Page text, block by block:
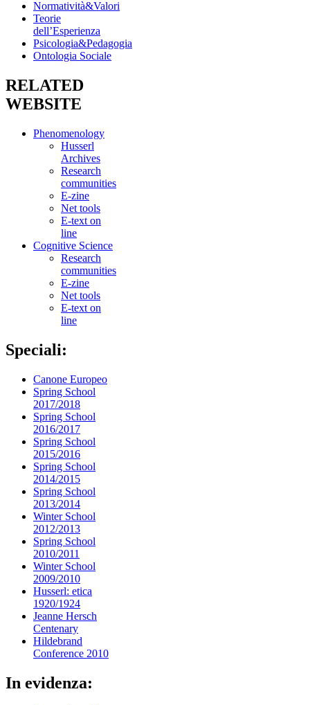
Normatività&Valori
Teorie
dell’Esperienza
Psicologia&Pedagogia
Ontologia Sociale
RELATED
WEBSITE
Phenomenology
Husserl
Archives
Research
communities
E-zine
Net tools
E-text on
line
Cognitive Science
Research
communities
E-zine
Net tools
E-text on
line
Speciali:
Canone Europeo
Spring School
2017/2018
Spring School
2016/2017
Spring School
2015/2016
Spring School
2014/2015
Spring School
2013/2014
Winter School
2012/2013
Spring School
2010/2011
Winter School
2009/2010
Husserl: etica
1920/1924
Jeanne Hersch
Centenary
Hildebrand
Conference 2010
In evidenza: